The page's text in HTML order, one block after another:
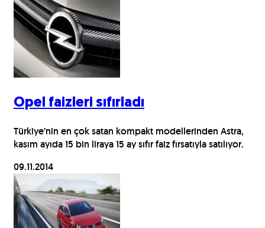
Opel faizleri sıfırladı
Türkiye’nin en çok satan kompakt modellerinden Astra,
kasım ayıda 15 bin liraya 15 ay sıfır faiz fırsatıyla satılıyor.
09.11.2014